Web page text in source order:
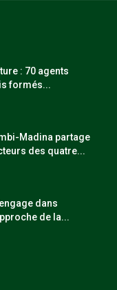
: 70 agents
formés...
Madina partage
des quatre...
dans
de la...